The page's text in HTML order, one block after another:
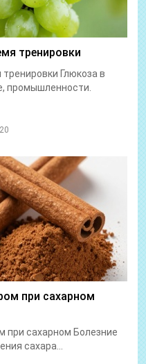
тренировки
Глюкоза в
промышленности.
при сахарном
при сахарном Болезние
сахара...